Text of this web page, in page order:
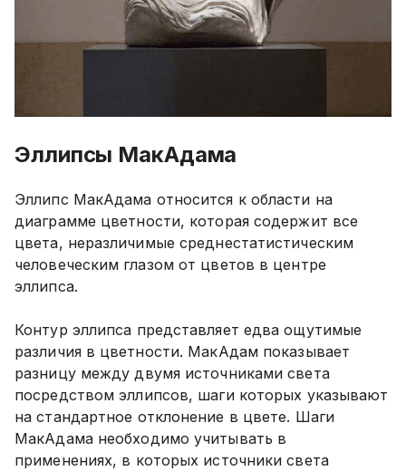
Эллипсы МакАдама
Эллипс МакАдама относится к области на
диаграмме цветности, которая содержит все
цвета, неразличимые среднестатистическим
человеческим глазом от цветов в центре
эллипса.
Контур эллипса представляет едва ощутимые
различия в цветности. МакАдам показывает
разницу между двумя источниками света
посредством эллипсов, шаги которых указывают
на стандартное отклонение в цвете. Шаги
МакАдама необходимо учитывать в
применениях, в которых источники света